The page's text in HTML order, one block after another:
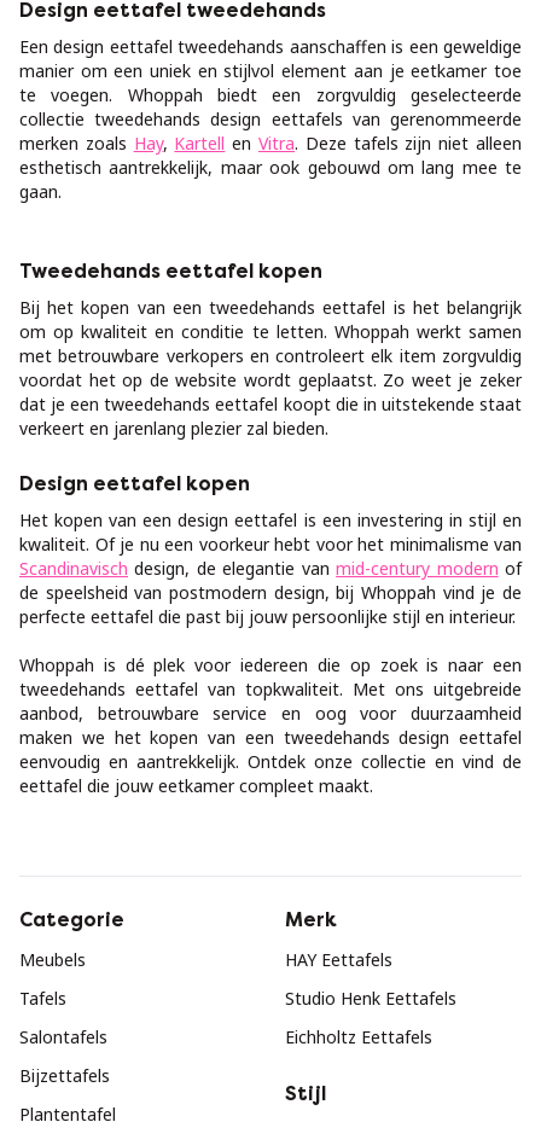
Design eettafel tweedehands
Een design eettafel tweedehands aanschaffen is een geweldige
manier om een uniek en stijlvol element aan je eetkamer toe
te voegen. Whoppah biedt een zorgvuldig geselecteerde
collectie tweedehands design eettafels van gerenommeerde
merken zoals Hay, Kartell enVitra. Deze tafels zijn niet alleen
esthetisch aantrekkelijk, maar ook gebouwd om lang mee te
gaan.
Tweedehands eettafel kopen
Bij het kopen van een tweedehands eettafel is het belangrijk
om op kwaliteit en conditie te letten. Whoppah werkt samen
met betrouwbare verkopers en controleert elk item zorgvuldig
voordat het op de website wordt geplaatst. Zo weet je zeker
dat je een tweedehands eettafel koopt die in uitstekende staat
verkeert en jarenlang plezier zal bieden.
Design eettafel kopen
Het kopen van een design eettafel is een investering in stijl en
kwaliteit. Of je nu een voorkeur hebt voor het minimalisme van
Scandinavisch design, de elegantie vanmid-century modern of
de speelsheid van postmodern design, bij Whoppah vind je de
perfecte eettafel die past bij jouw persoonlijke stijl en interieur.
Whoppah is dé plek voor iedereen die op zoek is naar een
tweedehands eettafel van topkwaliteit. Met ons uitgebreide
aanbod, betrouwbare service en oog voor duurzaamheid
maken we het kopen van een tweedehands design eettafel
eenvoudig en aantrekkelijk. Ontdek onze collectie en vind de
eettafel die jouw eetkamer compleet maakt.
Categorie
Meubels
Tafels
Salontafels
Bijzettafels
Plantentafel
Merk
HAY Eettafels
Studio Henk Eettafels
Eichholtz Eettafels
Stijl